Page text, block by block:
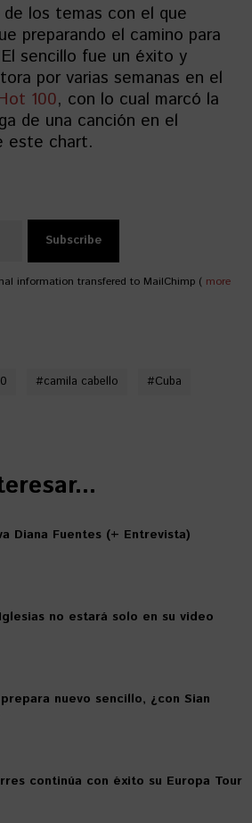
de los temas con el que
preparando el camino para
sencillo fue un éxito y
por varias semanas en el
100, con lo cual marcó la
de una canción en el
este chart.
information transfered to MailChimp ( more
#camila cabello #Cuba
Diana Fuentes (+ Entrevista)
no estará solo en su video
nuevo sencillo, ¿con Sian
continúa con éxito su Europa Tour